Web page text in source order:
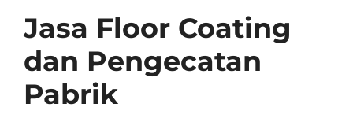
Jasa Floor Coating
dan Pengecatan
Pabrik